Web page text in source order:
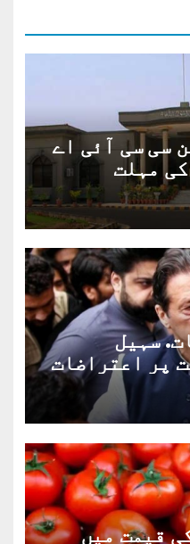
سی سی آئی اے
سہیل
پر اعتراضات
قیمت میں